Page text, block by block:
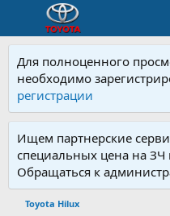
Для полноценного
необходимо
регистрации
Ищем партнерские
специальных цена на ЗЧ
Обращаться к
Toyota Hilux